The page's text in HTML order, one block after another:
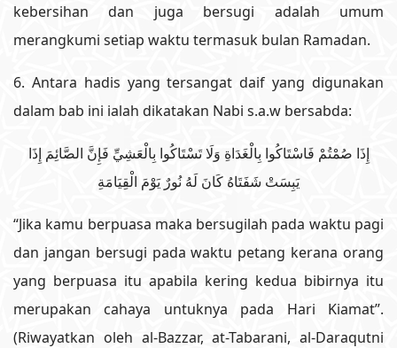
kebersihan dan juga bersugi adalah umum
merangkumi setiap waktu termasuk bulan Ramadan.
6. Antara hadis yang tersangat daif yang digunakan
dalam bab ini ialah dikatakan Nabi s.a.w bersabda:
إِذَا صُمْتُمْ فَاسْتَاكُوا بِالْغَدَاةِ وَلَا تَسْتَاكُوا بِالْعَشِيِّ فَإِنَّ الصَّائِمَ إِذَا
يَبِسَتْ شَفَتَاهُ كَانَ لَهُ نُورٌ يَوْمَ الْقِيَامَةِ
“Jika kamu berpuasa maka bersugilah pada waktu pagi
dan jangan bersugi pada waktu petang kerana orang
yang berpuasa itu apabila kering kedua bibirnya itu
merupakan cahaya untuknya pada Hari Kiamat”.
(Riwayatkan oleh al-Bazzar, at-Tabarani, al-Daraqutni